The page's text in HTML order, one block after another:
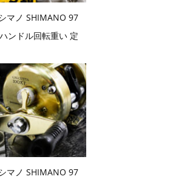
マノ SHIMANO 97
ンドル回転重い 定
マノ SHIMANO 97